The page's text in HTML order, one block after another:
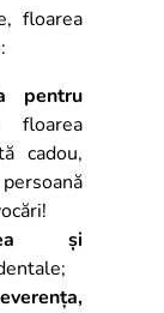
floarea
pentru
cadou,
și